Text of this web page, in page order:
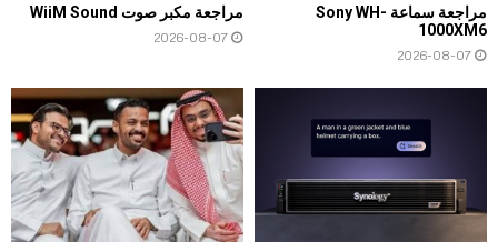
مراجعة سماعة Sony WH-
1000XM6
2026-08-07
مراجعة مكبر صوت WiiM Sound
2026-08-07